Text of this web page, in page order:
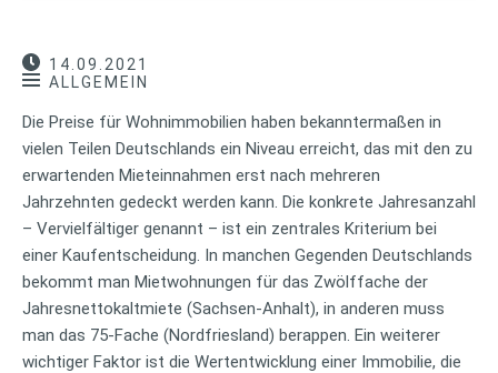
14.09.2021
ALLGEMEIN
Die Preise für Wohnimmobilien haben bekanntermaßen in
vielen Teilen Deutschlands ein Niveau erreicht, das mit den zu
erwartenden Mieteinnahmen erst nach mehreren
Jahrzehnten gedeckt werden kann. Die konkrete Jahresanzahl
– Vervielfältiger genannt – ist ein zentrales Kriterium bei
einer Kaufentscheidung. In manchen Gegenden Deutschlands
bekommt man Mietwohnungen für das Zwölffache der
Jahresnettokaltmiete (Sachsen-Anhalt), in anderen muss
man das 75-Fache (Nordfriesland) berappen. Ein weiterer
wichtiger Faktor ist die Wertentwicklung einer Immobilie, die